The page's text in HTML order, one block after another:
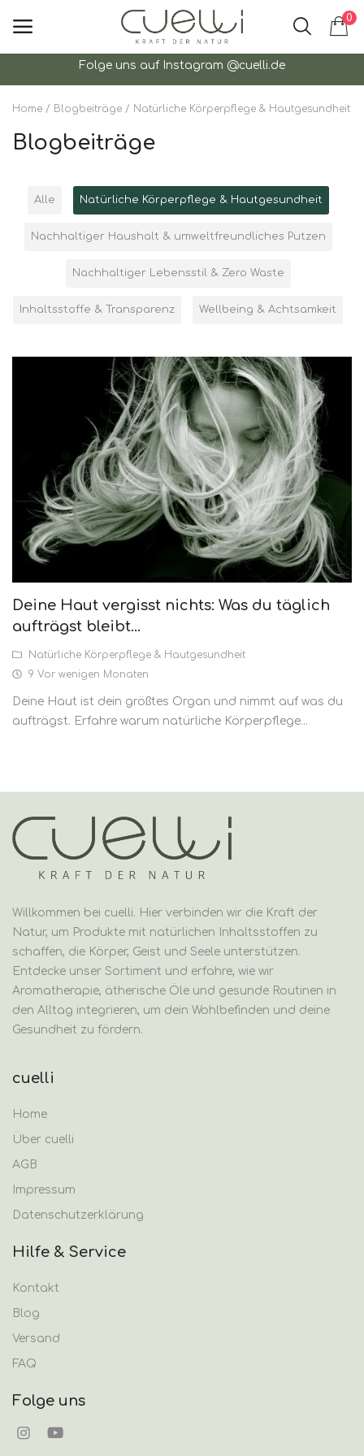
Folge uns auf Instagram @cuelli.de
0
Kategorien
Wunschzettel
Vision & Mission
Anmelden
Registrieren
Home Blogbeiträge Natürliche Körperpflege & Hautgesundheit
Blogbeiträge
Alle Natürliche Körperpflege & Hautgesundheit
Nachhaltiger Haushalt & umweltfreundliches Putzen
Nachhaltiger Lebensstil & Zero Waste
Inhaltsstoffe & Transparenz Wellbeing & Achtsamkeit
Deine Haut vergisst nichts: Was du täglich
aufträgst bleibt...
Natürliche Körperpflege & Hautgesundheit
9 Vor wenigen Monaten
Deine Haut ist dein größtes Organ und nimmt auf was du
aufträgst. Erfahre warum natürliche Körperpflege...
Willkommen bei cuelli. Hier verbinden wir die Kraft der
Natur, um Produkte mit natürlichen Inhaltsstoffen zu
schaffen, die Körper, Geist und Seele unterstützen.
Entdecke unser Sortiment und erfahre, wie wir
Aromatherapie, ätherische Öle und gesunde Routinen in
den Alltag integrieren, um dein Wohlbefinden und deine
Gesundheit zu fördern.
cuelli
Home
Über cuelli
AGB
Impressum
Datenschutzerklärung
Hilfe & Service
Kontakt
Blog
Versand
FAQ
Folge uns